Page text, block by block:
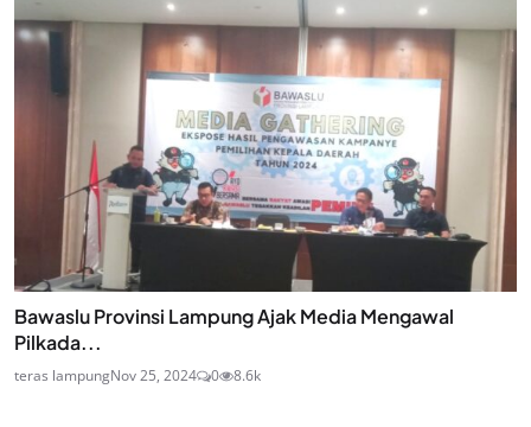
Bawaslu Provinsi Lampung Ajak Media Mengawal
Pilkada...
teras lampungNov 25, 2024 0 8.6k